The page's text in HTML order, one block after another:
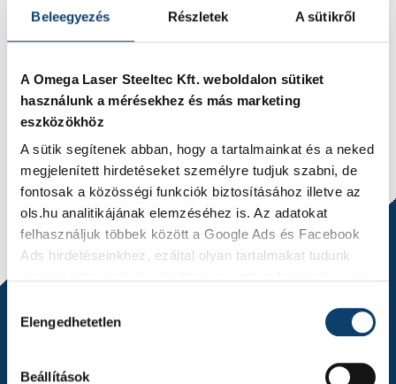
Beleegyezés Részletek A sütikről
A Omega Laser Steeltec Kft. weboldalon sütiket
használunk a mérésekhez és más marketing
eszközökhöz
A sütik segítenek abban, hogy a tartalmainkat és a neked
megjelenített hirdetéseket személyre tudjuk szabni, de
fontosak a közösségi funkciók biztosításához illetve az
ols.hu analitikájának elemzéséhez is. Az adatokat
felhasználjuk többek között a Google Ads és Facebook
Ads hirdetéseinkhez, ezáltal olyan tartalmakat tudunk
arra kérünk, hogy engedd meg
Természetesen
kiválasztása
Elengedhetetlen
Beállítások
Az Omega Laser Steeltec Kft. a 2017-ben elkészült, 2400
m2-es üzem-és irodaépülete bővítéseként idén májusban
megkezdte új, automata porfestő üzemének építési
munkálatait. A szomszédos, 3.000 m2-es ipari telken
megvalósuló fejlesztésnek köszönhetően a cég
főhadiszállása egy 1.700 m2-es üzemcsarnokot és irodai
helyiségeket magában foglaló épülettel egészül ki.